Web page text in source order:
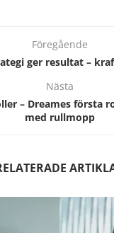
Föregående
ger resultat –
Nästa
– Dreames första
med rullmopp